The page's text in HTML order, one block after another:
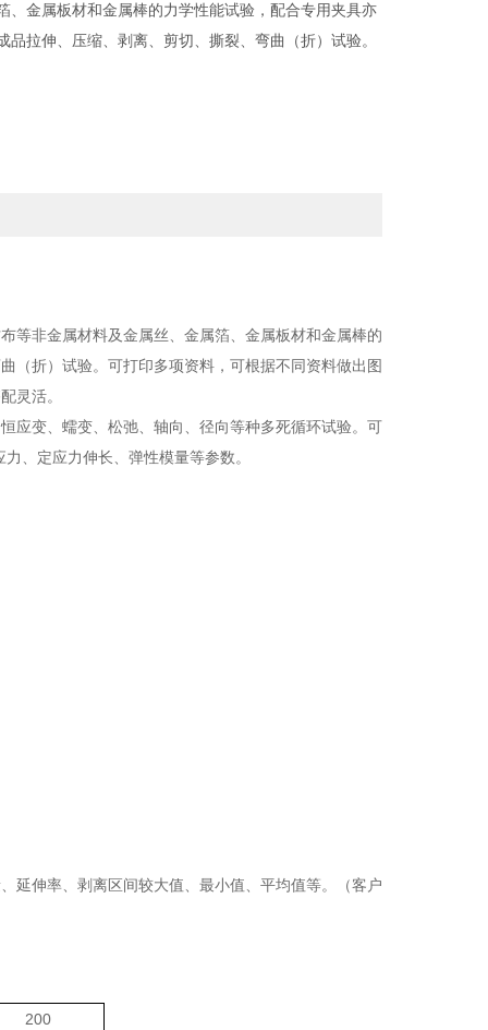
、金属板材和金属棒的力学性能试验，配合专用夹具亦
品拉伸、压缩、剥离、剪切、撕裂、弯曲（折）试验。
等非金属材料及金属丝、金属箔、金属板材和金属棒的
（折）试验。可打印多项资料，可根据不同资料做出图
灵活。
应变、蠕变、松弛、轴向、径向等种多死循环试验。可
、定应力伸长、弹性模量等参数。
延伸率、剥离区间较大值、最小值、平均值等。（客户
200